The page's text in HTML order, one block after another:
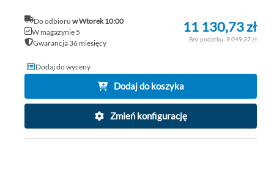
Do odbioruw Wtorek 10:00
W magazynie 5
Gwarancja 36 miesięcy
11 130,73 zł
9 049,37 zł
Dodaj do wyceny
Dodaj do koszyka
Zmień konfigurację